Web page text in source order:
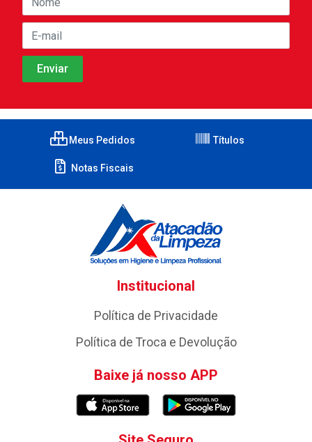
Meus Pedidos Títulos
Notas Fiscais
Institucional
Política de Privacidade
Política de Troca e Devolução
Baixe já nosso APP